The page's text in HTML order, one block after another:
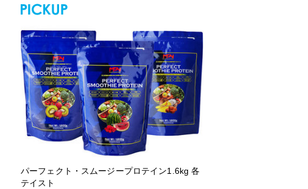
パーフェクト・スムージープロテイン1.6kg 各
テイスト